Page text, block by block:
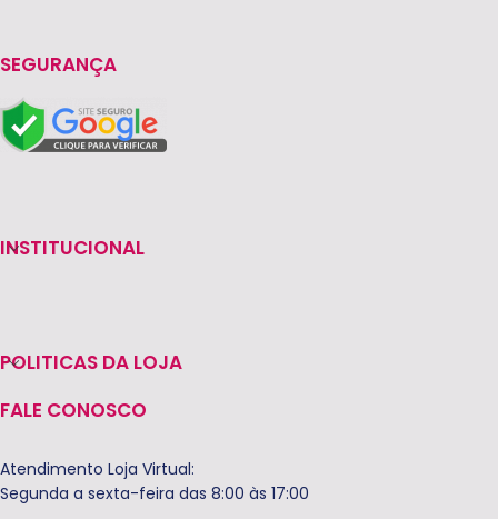
SEGURANÇA
INSTITUCIONAL
POLITICAS DA LOJA
FALE CONOSCO
Atendimento Loja Virtual:
Segunda a sexta-feira das 8:00 às 17:00